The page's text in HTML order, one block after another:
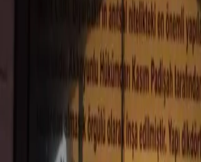
Sahabe-i Kiramlar
Hz. Şeyh Mutahhar
Diyarbakır / Sur
Diyarbakır/Sur